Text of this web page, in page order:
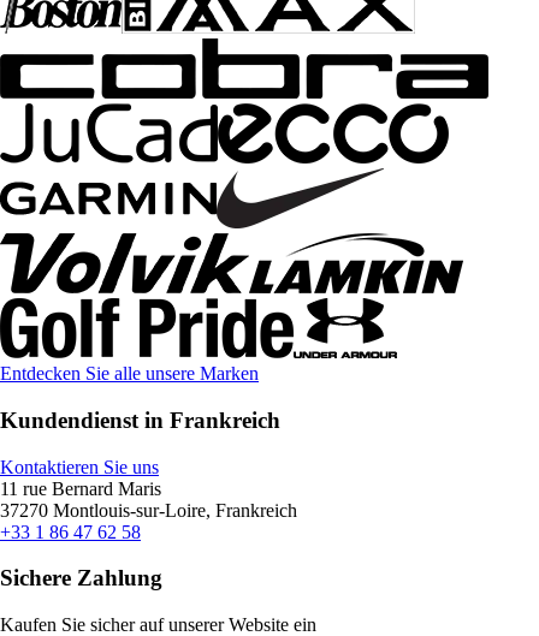
Entdecken Sie alle unsere Marken
Kundendienst in Frankreich
Kontaktieren Sie uns
11 rue Bernard Maris
37270 Montlouis-sur-Loire, Frankreich
+33 1 86 47 62 58
Sichere Zahlung
Kaufen Sie sicher auf unserer Website ein